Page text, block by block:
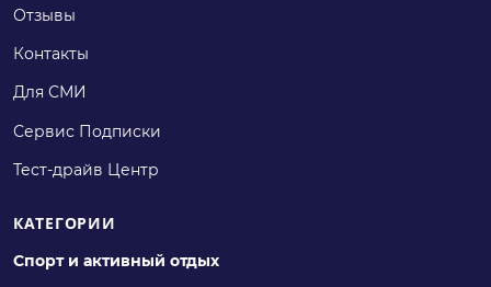
Отзывы
Контакты
Для СМИ
Сервис Подписки
Тест-драйв Центр
КАТЕГОРИИ
Спорт и активный отдых